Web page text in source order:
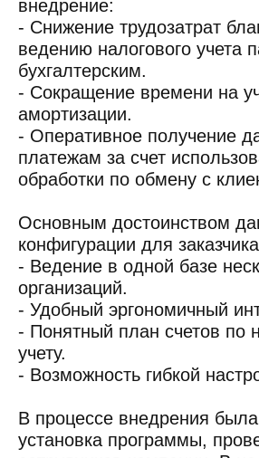
внедрение:
- Снижение трудозатрат
ведению налогового учета
бухгалтерским.
- Сокращение времени на
амортизации.
- Оперативное получение
платежам за счет
обработки по обмену с
Основным достоинством
конфигурации для
- Ведение в одной базе
организаций.
- Удобный эргономичный
- Понятный план счетов по
учету.
- Возможность гибкой
В процессе внедрения
установка программы,